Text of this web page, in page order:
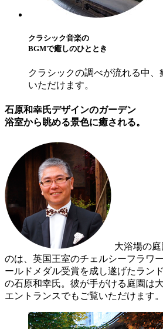
クラシック音楽の
BGMで癒しのひととき
クラシックの調べが流れる中
いただけます。
石原和幸氏デザインのガーデン
浴室から眺める景色に癒される。
大浴場の
のは、英国王室のチェルシーフラワ
ールドメダル受賞を成し遂げたラン
の石原和幸氏。彼が手がける庭園は
エントランスでもご覧いただけます。